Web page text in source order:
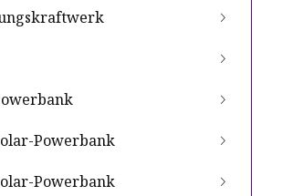
Powerbank
Powerbank